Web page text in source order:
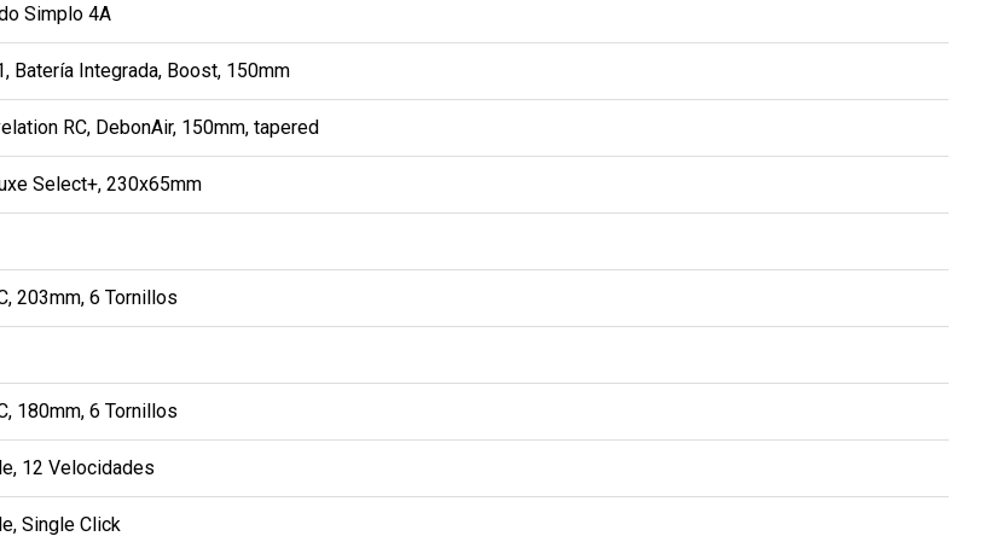
Simplo 4A
Batería Integrada, Boost, 150mm
RC, DebonAir, 150mm, tapered
Select+, 230x65mm
203mm, 6 Tornillos
180mm, 6 Tornillos
12 Velocidades
Single Click